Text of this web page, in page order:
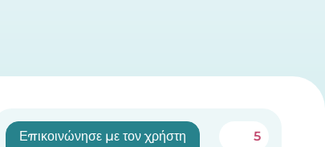
Επικοινώνησε με τον χρήστη
5